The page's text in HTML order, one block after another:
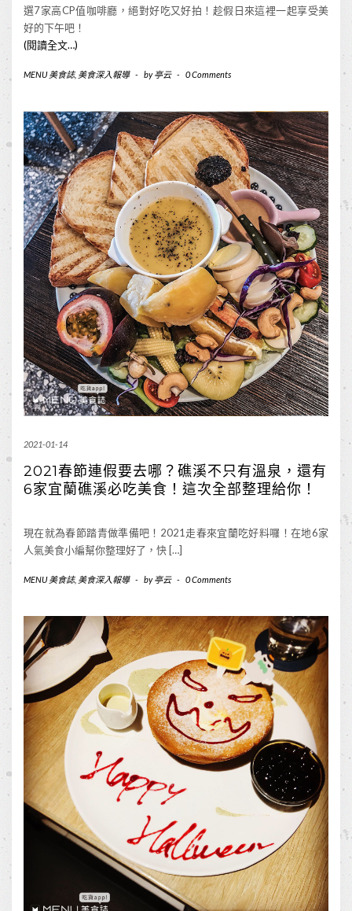
選7家高CP值咖啡廳，絕對好吃又好拍！趁假日來這裡一起享受美
好的下午吧！
(閱讀全文…)
MENU 美食誌, 美食深入報導 - by亭云 - 0 Comments
2021-01-14
2021春節連假要去哪？礁溪不只有溫泉，還有
6家宜蘭礁溪必吃美食！這次全部整理給你！
現在就為春節踏青做準備吧！2021走春來宜蘭吃好料囉！在地6家
人氣美食小編幫你整理好了，快 […]
MENU 美食誌, 美食深入報導 - by亭云 - 0 Comments